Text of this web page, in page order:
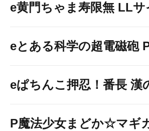
e黄門ちゃま寿限無 LLサ
eとある科学の超電磁砲
eぱちんこ押忍！番長 漢
P魔法少女まどか☆マギ